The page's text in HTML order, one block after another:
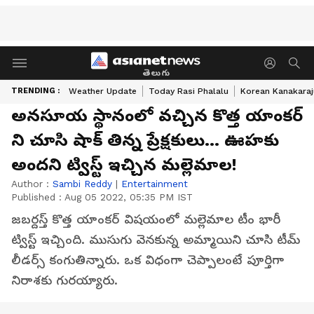
తెలుగు
TRENDING : Weather Update Today Rasi Phalalu Korean
అనసూయ స్థానంలో వచ్చిన కొత్త యాంకర్
ని చూసి షాక్ తిన్న ప్రేక్షకులు... ఊహకు
అందని ట్విస్ట్ ఇచ్చిన మల్లెమాల!
Author : Sambi Reddy | Entertainment
Published : Aug 05 2022, 05:35 PM IST
జబర్దస్త్ కొత్త యాంకర్ విషయంలో మల్లెమాల టీం భారీ
ట్విస్ట్ ఇచ్చింది. ముసుగు వెనకున్న అమ్మాయిని చూసి టీమ్
లీడర్స్ కంగుతిన్నారు. ఒక విధంగా చెప్పాలంటే పూర్తిగా
నిరాశకు గురయ్యారు.